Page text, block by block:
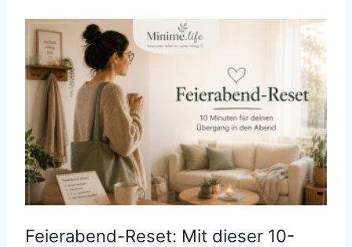
Feierabend-Reset: Mit dieser 10-